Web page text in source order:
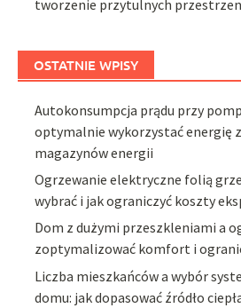
tworzenie przytulnych
OSTATNIE WPISY
Autokonsumpcja prądu przy
optymalnie wykorzystać energię
magazynów energii
Ogrzewanie elektryczne folią
wybrać i jak ograniczyć koszty
Dom z dużymi przeszkleniami a
zoptymalizować komfort i
Liczba mieszkańców a wybór
domu: jak dopasować źródło